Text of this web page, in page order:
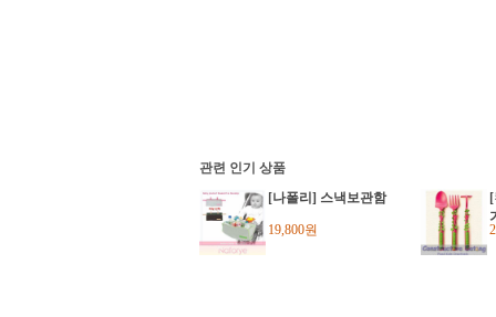
관련 인기 상품
[나폴리] 스낵보관함
19,800원
t